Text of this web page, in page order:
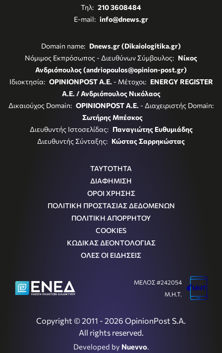
Τηλ: 210 3608484
E-mail: info@dnews.gr
Domain name: Dnews.gr (Dikaiologitika.gr)
Νόμιμος Εκπρόσωπος - Διευθύνων Σύμβουλος: Νίκος
Ανδριόπουλος (andriopoulos@opinion-post.gr)
Ιδιοκτησία: OPINIONPOST A.E. - Μέτοχοι: ENERGY REGISTER
Α.Ε. / Ανδριόπουλος Νικόλαος
Δικαιούχος Domain: OPINIONPOST A.E. - Διαχειριστής Domain:
Σωτήρης Μπέσκος
Διευθυντής Ιστοσελίδας: Παναγιώτης Ευθυμιάδης
Διευθυντής Σύνταξης: Κώστας Σαρρηκώστας
ΤΑΥΤΟΤΗΤΑ
ΔΙΑΦΗΜΙΣΗ
ΟΡΟΙ ΧΡΗΣΗΣ
ΠΟΛΙΤΙΚΗ ΠΡΟΣΤΑΣΙΑΣ ΔΕΔΟΜΕΝΩΝ
ΠΟΛΙΤΙΚΗ ΑΠΟΡΡΗΤΟΥ
COOKIES
ΚΩΔΙΚΑΣ ΔΕΟΝΤΟΛΟΓΙΑΣ
ΟΛΕΣ ΟΙ ΕΙΔΗΣΕΙΣ
Copyright © 2011 - 2026 OpinionPost S.A.
All rights reserved.
Developed by Nuevvo
ΜΕΛΟΣ #242054
Μ.Η.Τ.